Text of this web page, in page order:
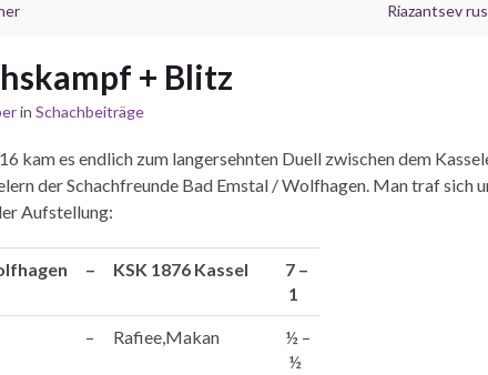
Riazantsev
+ Blitz
in Schachbeiträge
kam es endlich zum langersehnten Duell zwischen dem
der Schachfreunde Bad Emstal / Wolfhagen. Man traf sich
Aufstellung:
– KSK 1876 Kassel
7 –
1
– Rafiee,Makan
½ –
½